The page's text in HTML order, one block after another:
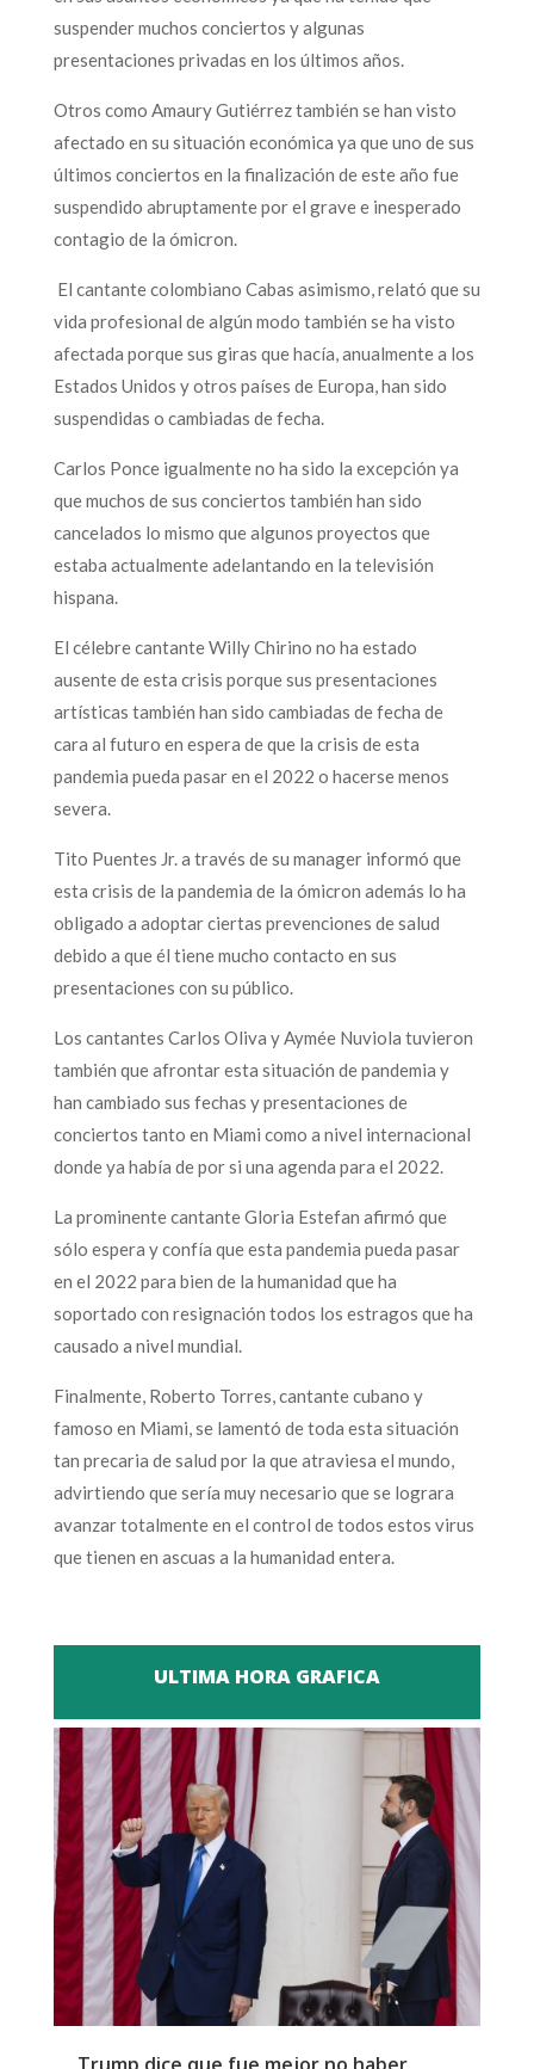
suspender muchos conciertos y algunas
presentaciones privadas en los últimos años.
Otros como Amaury Gutiérrez también se han visto
afectado en su situación económica ya que uno de sus
últimos conciertos en la finalización de este año fue
suspendido abruptamente por el grave e inesperado
contagio de la ómicron.
El cantante colombiano Cabas asimismo, relató que su
vida profesional de algún modo también se ha visto
afectada porque sus giras que hacía, anualmente a los
Estados Unidos y otros países de Europa, han sido
suspendidas o cambiadas de fecha.
Carlos Ponce igualmente no ha sido la excepción ya
que muchos de sus conciertos también han sido
cancelados lo mismo que algunos proyectos que
estaba actualmente adelantando en la televisión
hispana.
El célebre cantante Willy Chirino no ha estado
ausente de esta crisis porque sus presentaciones
artísticas también han sido cambiadas de fecha de
cara al futuro en espera de que la crisis de esta
pandemia pueda pasar en el 2022 o hacerse menos
severa.
Tito Puentes Jr. a través de su manager informó que
esta crisis de la pandemia de la ómicron además lo ha
obligado a adoptar ciertas prevenciones de salud
debido a que él tiene mucho contacto en sus
presentaciones con su público.
Los cantantes Carlos Oliva y Aymée Nuviola tuvieron
también que afrontar esta situación de pandemia y
han cambiado sus fechas y presentaciones de
conciertos tanto en Miami como a nivel internacional
donde ya había de por si una agenda para el 2022.
La prominente cantante Gloria Estefan afirmó que
sólo espera y confía que esta pandemia pueda pasar
en el 2022 para bien de la humanidad que ha
soportado con resignación todos los estragos que ha
causado a nivel mundial.
Finalmente, Roberto Torres, cantante cubano y
famoso en Miami, se lamentó de toda esta situación
tan precaria de salud por la que atraviesa el mundo,
advirtiendo que sería muy necesario que se lograra
avanzar totalmente en el control de todos estos virus
que tienen en ascuas a la humanidad entera.
ULTIMA HORA GRAFICA